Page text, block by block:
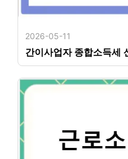
2026-05-11
간이사업자 종합소득세